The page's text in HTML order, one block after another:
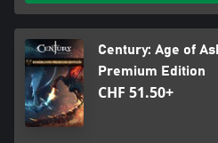
Century: Age of
Premium Edition
CHF 51.50+